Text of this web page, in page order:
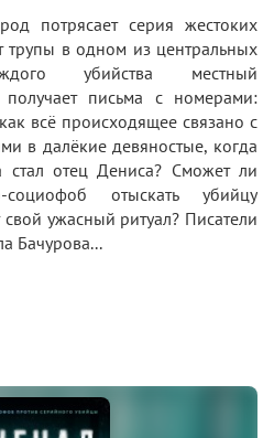
потрясает серия жестоких
трупы в одном из центральных
убийства местный
письма с номерами:
всё происходящее связано с
в далёкие девяностые, когда
отец Дениса? Сможет ли
социофоб отыскать убийцу
ужасный ритуал? Писатели
Бачурова...